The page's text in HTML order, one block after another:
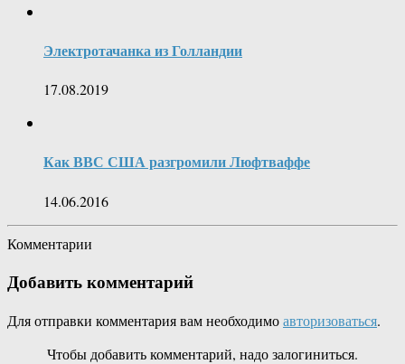
Электротачанка из Голландии
17.08.2019
Как ВВС США разгромили Люфтваффе
14.06.2016
Комментарии
Добавить комментарий
Для отправки комментария вам необходимоавторизоваться.
Чтобы добавить комментарий, надо залогиниться.